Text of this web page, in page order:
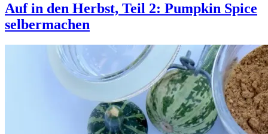
Auf in den Herbst, Teil 2: Pumpkin Spice
selbermachen